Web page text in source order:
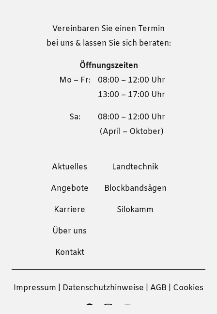
Vereinbaren Sie einen Termin
bei uns & lassen Sie sich beraten:
Öffnungszeiten
Mo – Fr:
08:00 – 12:00 Uhr
13:00 – 17:00 Uhr
Sa:
08:00 – 12:00 Uhr
(April – Oktober)
Aktuelles
Angebote
Karriere
Über uns
Kontakt
Landtechnik
Blockbandsägen
Silokamm
Impressum Datenschutzhinweise AGB Cookies